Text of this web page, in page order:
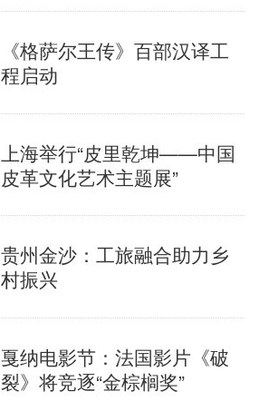
《格萨尔王传》百部汉译工
程启动
上海举行“皮里乾坤——中国
皮革文化艺术主题展”
贵州金沙：工旅融合助力乡
村振兴
戛纳电影节：法国影片《破
裂》将竞逐“金棕榈奖”